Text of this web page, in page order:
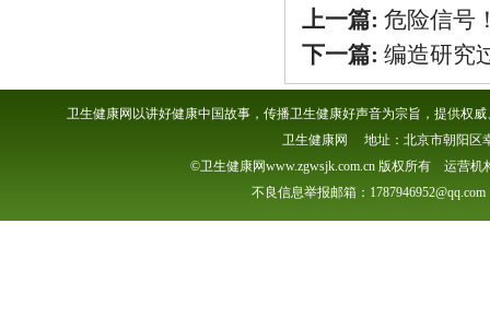
上一篇: 危险信号
下一篇: 编造研究
卫生健康网以讲好健康中国故事，传播卫生健康好声音为宗旨，提供权
卫生健康网 地址：北京市朝阳区
©卫生健康网www.zgwsjk.com.cn 版权所有 运营
不良信息举报邮箱：